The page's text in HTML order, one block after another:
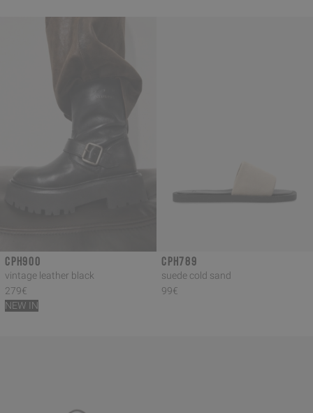
CPH900
vintage leather black
279€
NEW IN
CPH789
suede cold sand
99€